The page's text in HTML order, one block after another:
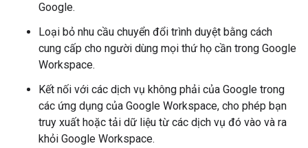
Google.
Loại bỏ nhu cầu chuyển đổi trình duyệt bằng cách
cung cấp cho người dùng mọi thứ họ cần trong Google
Workspace.
Kết nối với các dịch vụ không phải của Google trong
các ứng dụng của Google Workspace, cho phép bạn
truy xuất hoặc tải dữ liệu từ các dịch vụ đó vào và ra
khỏi Google Workspace.